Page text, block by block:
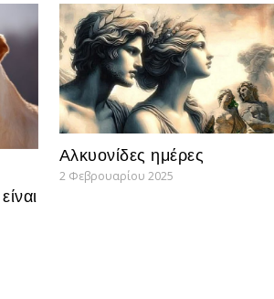
Αλκυονίδες ημέρες
2 Φεβρουαρίου 2025